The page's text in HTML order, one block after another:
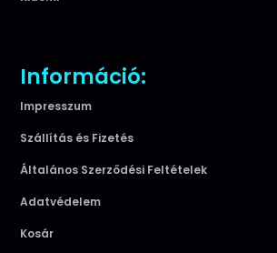
Információ:
Impresszum
Szállítás és Fizetés
Általános Szerződési Feltételek
Adatvédelem
Kosár